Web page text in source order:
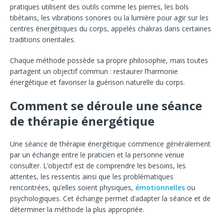
pratiques utilisent des outils comme les pierres, les bols
tibétains, les vibrations sonores ou la lumière pour agir sur les
centres énergétiques du corps, appelés chakras dans certaines
traditions orientales.
Chaque méthode possède sa propre philosophie, mais toutes
partagent un objectif commun : restaurer l’harmonie
énergétique et favoriser la guérison naturelle du corps.
Comment se déroule une séance
de thérapie énergétique
Une séance de thérapie énergétique commence généralement
par un échange entre le praticien et la personne venue
consulter. L’objectif est de comprendre les besoins, les
attentes, les ressentis ainsi que les problématiques
rencontrées, qu’elles soient physiques, émotionnelles ou
psychologiques. Cet échange permet d’adapter la séance et de
déterminer la méthode la plus appropriée.